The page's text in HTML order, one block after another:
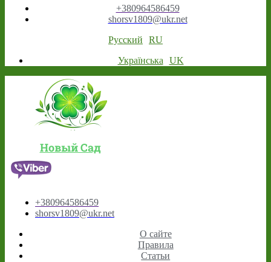
+380964586459
shorsv1809@ukr.net
Русский
RU
Українська
UK
Новый Сад
+380964586459
shorsv1809@ukr.net
О сайте
Правила
Статьи